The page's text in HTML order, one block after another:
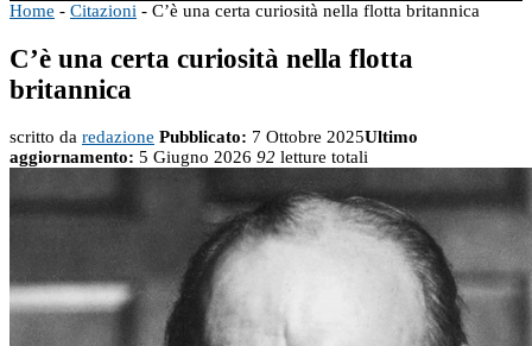
Home - Citazioni - C’è una certa curiosità nella flotta britannica
C’è una certa curiosità nella flotta
britannica
scritto da redazione Pubblicato: 7 Ottobre 2025Ultimo
aggiornamento: 5 Giugno 2026 92 letture totali